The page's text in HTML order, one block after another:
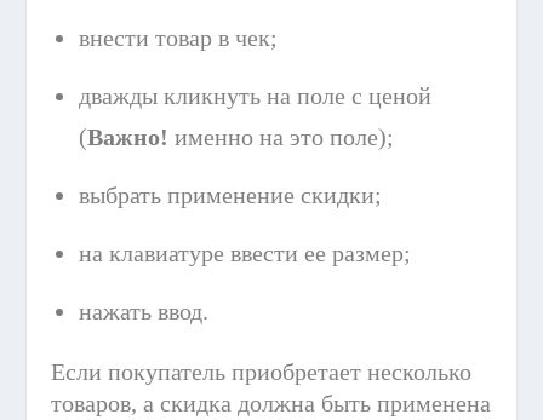
внести товар в чек;
дважды кликнуть на поле с ценой
(Важно! именно на это поле);
выбрать применение скидки;
на клавиатуре ввести ее размер;
нажать ввод.
Если покупатель приобретает несколько
товаров, а скидка должна быть применена